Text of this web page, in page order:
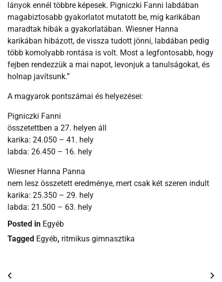
lányok ennél többre képesek. Pigniczki Fanni labdában
magabiztosabb gyakorlatot mutatott be, míg karikában
maradtak hibák a gyakorlatában. Wiesner Hanna
karikában hibázott, de vissza tudott jönni, labdában pedig
több komolyabb rontása is volt. Most a legfontosabb, hogy
fejben rendezzük a mai napot, levonjuk a tanulságokat, és
holnap javítsunk.”
A magyarok pontszámai és helyezései:
Pigniczki Fanni
összetettben a 27. helyen áll
karika: 24.050 – 41. hely
labda: 26.450 – 16. hely
Wiesner Hanna Panna
nem lesz összetett eredménye, mert csak két szeren indult
karika: 25.350 – 29. hely
labda: 21.500 – 63. hely
Posted in Egyéb
Tagged Egyéb, ritmikus gimnasztika
Bejegyzés